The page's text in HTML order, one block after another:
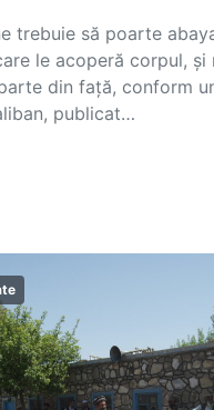
trebuie să poarte
le acoperă corpul, şi
din faţă, conform
publicat…